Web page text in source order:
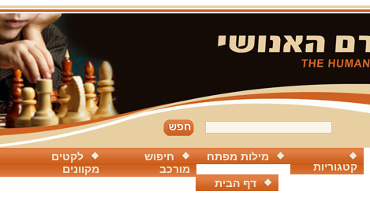
לקטים
מקוונים
חיפוש
מורכב
מילות מפתח
קטגוריות
דף הבית